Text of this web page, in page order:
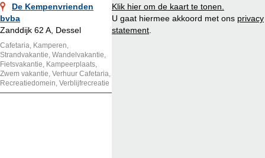
De Kempenvrienden
bvba
Zanddijk 62 A, Dessel
Cafetaria, Kamperen,
Strandvakantie, Wandelvakantie,
Fietsvakantie, Kampeerplaats,
Zwem vakantie, Verhuur Cafetaria,
Recreatiedomein, Verblijfrecreatie
Klik hier om de kaart te tonen.
U gaat hiermee akkoord met ons privacy
statement